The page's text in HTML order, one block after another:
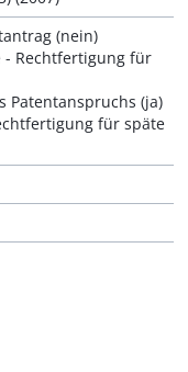
(nein)
- Rechtfertigung für
Patentanspruchs (ja)
für späte